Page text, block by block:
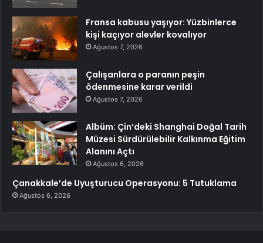
Fransa kabusu yaşıyor: Yüzbinlerce
kişi kaçıyor alevler kovalıyor
Ağustos 7, 2026
Çalışanlara o paranın peşin
ödenmesine karar verildi
Ağustos 7, 2026
Albüm: Çin’deki Shanghai Doğal Tarih
Müzesi Sürdürülebilir Kalkınma Eğitim
Alanını Açtı
Ağustos 6, 2026
Çanakkale’de Uyuşturucu Operasyonu: 5 Tutuklama
Ağustos 6, 2026